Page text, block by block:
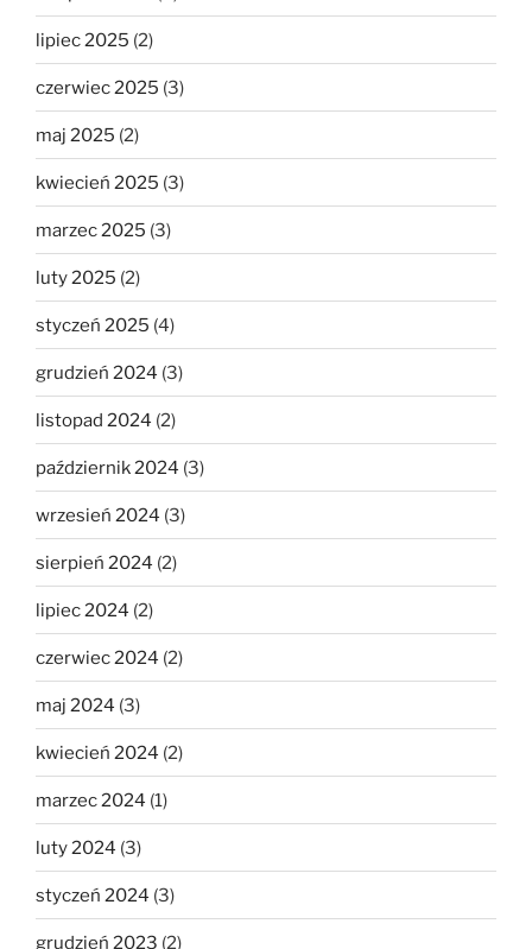
lipiec 2025 (2)
czerwiec 2025 (3)
maj 2025 (2)
kwiecień 2025 (3)
marzec 2025 (3)
luty 2025 (2)
styczeń 2025 (4)
grudzień 2024 (3)
listopad 2024 (2)
październik 2024 (3)
wrzesień 2024 (3)
sierpień 2024 (2)
lipiec 2024 (2)
czerwiec 2024 (2)
maj 2024 (3)
kwiecień 2024 (2)
marzec 2024 (1)
luty 2024 (3)
styczeń 2024 (3)
grudzień 2023 (2)